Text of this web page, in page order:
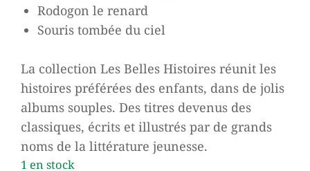
Rodogon le renard
Souris tombée du ciel
La collection Les Belles Histoires réunit les
histoires préférées des enfants, dans de jolis
albums souples. Des titres devenus des
classiques, écrits et illustrés par de grands
noms de la littérature jeunesse.
1 en stock